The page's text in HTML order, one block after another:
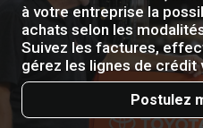
à votre entreprise la
achats selon les
Suivez les factures,
gérez les lignes de crédit
Postulez